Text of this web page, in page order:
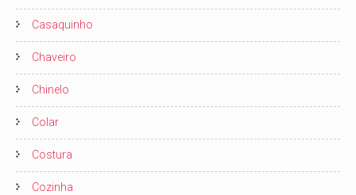
Casaquinho
Chaveiro
Chinelo
Colar
Costura
Cozinha